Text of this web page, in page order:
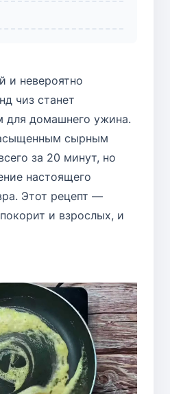
и невероятно
чиз станет
для домашнего ужина.
сырным
за 20 минут, но
настоящего
Этот рецепт —
и взрослых, и